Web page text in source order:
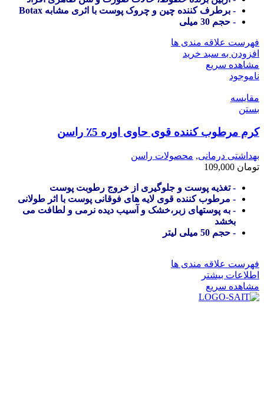
- برطرف کننده چین و چروک پوست با اثری مشابه Botax
- حجم 30 میلی
فهرست علاقه مندی ها
افزودن به سبد خرید
مشاهده سریع
ناموجود
مقایسه
بستن
کرم مرطوب کننده قوی حاوی اوره 5٪ راسن
بهداشتی درمانی, محصولات راسن
تومان
- تغذیه پوست و جلوگیری از خروج رطوبت پوست
- مرطوب کننده قوی لایه های فوقانی پوست با اثر طولانی
- به پوستهای زبر،خشک و آسیب دیده نرمی و لطافت می
بخشد
- حجم 50 میلی لیتر
فهرست علاقه مندی ها
اطلاعات بیشتر
مشاهده سریع